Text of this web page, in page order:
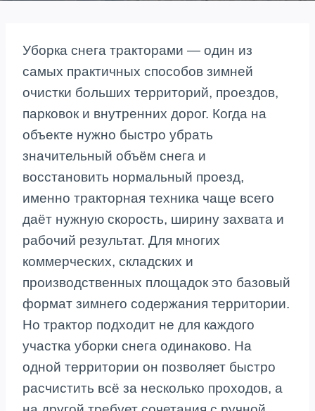
Уборка снега тракторами — один из
самых практичных способов зимней
очистки больших территорий, проездов,
парковок и внутренних дорог. Когда на
объекте нужно быстро убрать
значительный объём снега и
восстановить нормальный проезд,
именно тракторная техника чаще всего
даёт нужную скорость, ширину захвата и
рабочий результат. Для многих
коммерческих, складских и
производственных площадок это базовый
формат зимнего содержания территории.
Но трактор подходит не для каждого
участка уборки снега одинаково. На
одной территории он позволяет быстро
расчистить всё за несколько проходов, а